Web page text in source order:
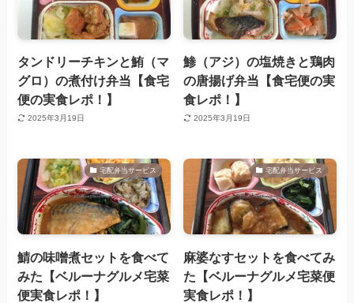
タンドリーチキンと鮪（マ
グロ）の煮付け弁当【食宅
便の実食レポ！】
2025年3月19日
鯵（アジ）の塩焼きと鶏肉
の唐揚げ弁当【食宅便の実
食レポ！】
2025年3月19日
宅配弁当サービス
鯖の味噌煮セットを食べて
みた【ベルーナグルメ宅菜
便実食レポ！】
宅配弁当サービス
麻婆なすセットを食べてみ
た【ベルーナグルメ宅菜便
実食レポ！】